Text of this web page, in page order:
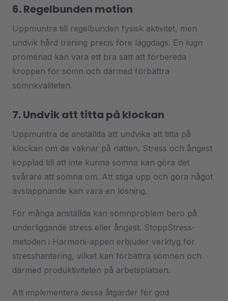
6. Regelbunden motion
Uppmuntra till regelbunden fysisk aktivitet, men
undvik hård träning precis före läggdags. En lugn
promenad kan vara ett bra sätt att förbereda
kroppen för sömn och därmed förbättra
sömnkvaliteten.
7. Undvik att titta på klockan
Uppmuntra de anställda att undvika att titta på
klockan om de vaknar på natten. Stress och ångest
kopplad till att inte kunna somna kan göra det
svårare att somna om. Att stiga upp och göra något
avslappnande kan vara en lösning.
För många anställda kan sömnproblem bero på
underliggande stress eller ångest. StoppStress-
metoden i Harmoni-appen erbjuder verktyg för
stresshantering, vilket kan förbättra sömnen och
därmed produktiviteten på arbetsplatsen.
Att implementera dessa åtgärder för god